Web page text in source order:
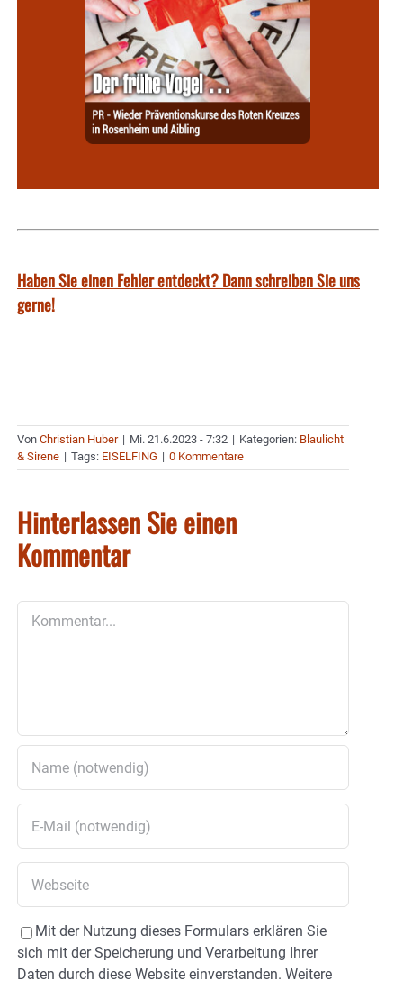
Haben Sie einen Fehler entdeckt? Dann schreiben Sie uns
gerne!
Von Christian Huber | Mi. 21.6.2023 - 7:32 | Kategorien: Blaulicht
& Sirene | Tags: EISELFING | 0 Kommentare
Hinterlassen Sie einen
Kommentar
Mit der Nutzung dieses Formulars erklären Sie
sich mit der Speicherung und Verarbeitung Ihrer
Daten durch diese Website einverstanden. Weitere